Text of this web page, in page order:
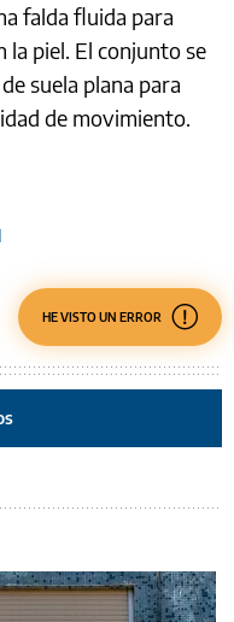
falda fluida para
la piel. El conjunto se
suela plana para
de movimiento.
HE VISTO UN ERROR